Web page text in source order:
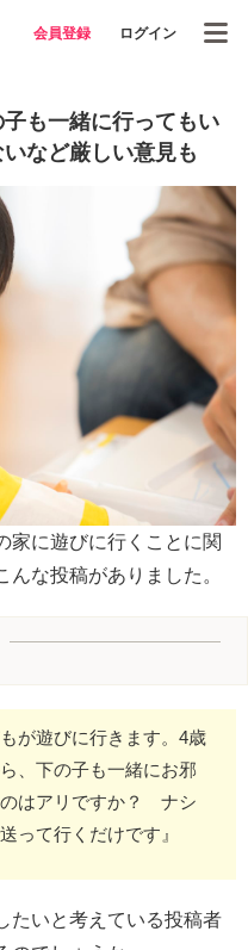
会員登録 ログイン
も一緒に行ってもい
など厳しい意見も
家に遊びに行くことに関
な投稿がありました。
が遊びに行きます。4歳
、下の子も一緒にお邪
はアリですか？ ナシ
って行くだけです』
たいと考えている投稿者